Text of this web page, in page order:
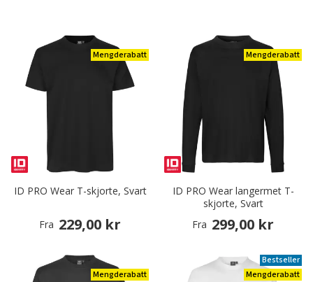
Mengderabatt
ID PRO Wear T-skjorte, Svart
Fra 229,00 kr
Mengderabatt
ID PRO Wear langermet T-
skjorte, Svart
Fra 299,00 kr
Mengderabatt
Bestseller
Mengderabatt